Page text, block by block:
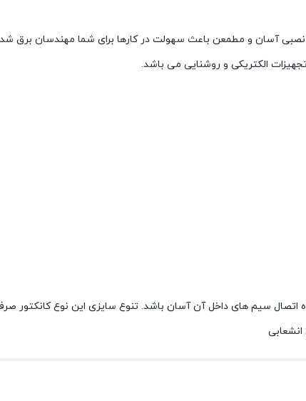
الکتریکی و روشنایی می باشد.
سيم های داخل آن آسان باشد. تنوع سايزی اين نوع کانکتور